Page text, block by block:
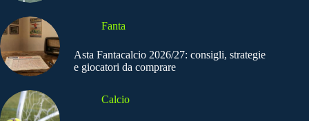
Fanta
Asta Fantacalcio 2026/27: consigli, strategie
e giocatori da comprare
Calcio